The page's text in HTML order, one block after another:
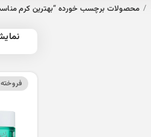
محصولات برچسب خورده “بهترین کرم